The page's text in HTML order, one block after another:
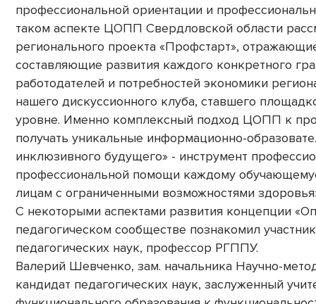
профессиональной ориентации и
таком аспекте ЦОПП Свердловской области
регионального проекта «Профстарт»,
составляющие развития каждого конкретного
работодателей и потребностей экономики
нашего дискуссионного клуба, ставшего
уровне. Именно комплексный подход ЦОПП к
получать уникальные информационно-
инклюзивного будущего» - инструмент
профессиональной помощи каждому
лицам с ограниченными возможностями
С некоторыми аспектами развития концепции
педагогическом сообществе познакомил
педагогических наук, профессор РГППУ.
Валерий Шевченко, зам. начальника Научно-
кандидат педагогических наук, заслуженный